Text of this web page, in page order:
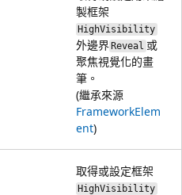
製框架
HighVisibility
外邊界Reveal 或
聚焦視覺化的畫
筆。
(繼承來源
FrameworkElem
ent)
取得或設定框架
HighVisibility